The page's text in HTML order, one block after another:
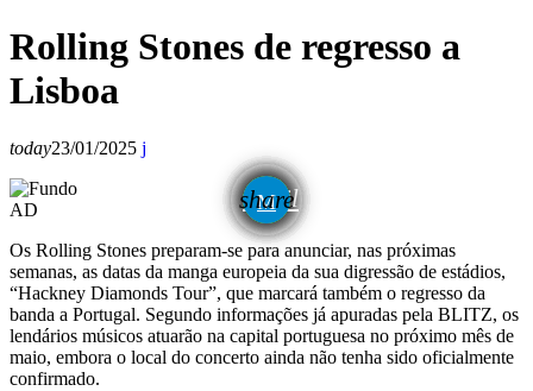
Rolling Stones de regresso a
Lisboa
today23/01/2025
share
email
AD
Os Rolling Stones preparam-se para anunciar, nas próximas
semanas, as datas da manga europeia da sua digressão de estádios,
“Hackney Diamonds Tour”, que marcará também o regresso da
banda a Portugal. Segundo informações já apuradas pela BLITZ, os
lendários músicos atuarão na capital portuguesa no próximo mês de
maio, embora o local do concerto ainda não tenha sido oficialmente
confirmado.